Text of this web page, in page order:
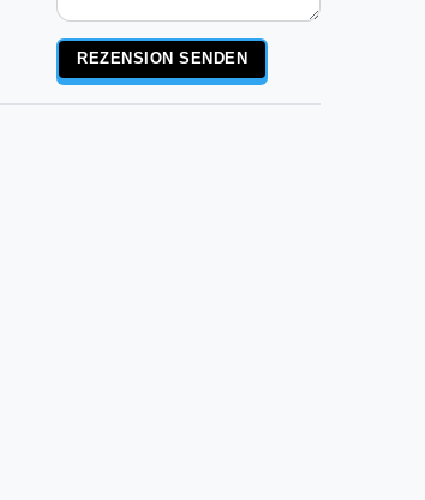
REZENSION SENDEN